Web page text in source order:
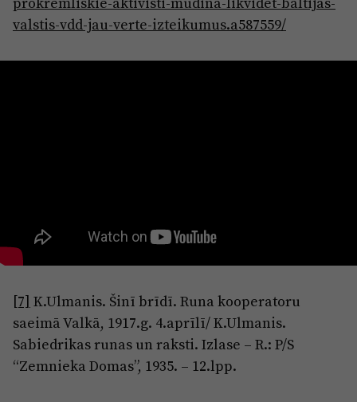
valstis-vdd-jau-verte-izteikumus.a587559/
[7] K.Ulmanis. Šinī brīdī. Runa kooperatoru
saeimā Valkā, 1917.g. 4.aprīlī/ K.Ulmanis.
Sabiedrikas runas un raksti. Izlase – R.: P/S
“Zemnieka Domas”, 1935. – 12.lpp.